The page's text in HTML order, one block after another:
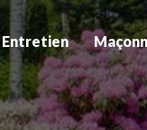
Entretien